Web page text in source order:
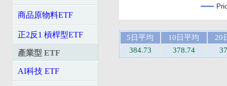
商品原物料ETF
正2反1 槓桿型ETF
產業型 ETF
AI科技 ETF
5日平均 10日平均
20
384.73
378.74